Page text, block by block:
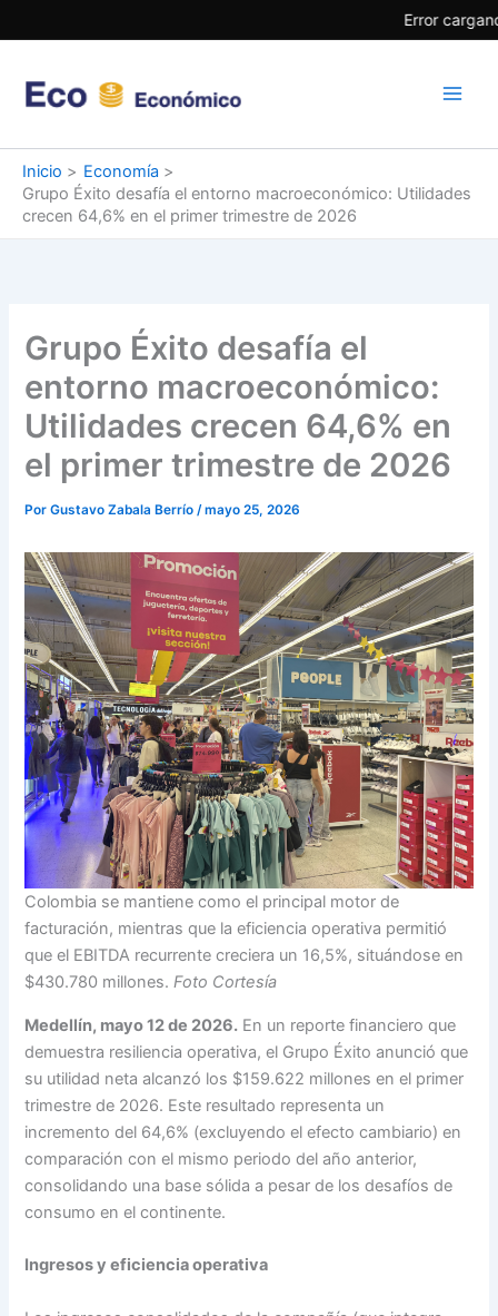
Error
al
Inicio
Economía
Grupo Éxito desafía el entorno macroeconómico: Utilidades
crecen 64,6% en el primer trimestre de 2026
Grupo Éxito desafía el
entorno macroeconómico:
Utilidades crecen 64,6% en
el primer trimestre de 2026
PorGustavo Zabala Berrío /mayo 25, 2026
Colombia se mantiene como el principal motor de
facturación, mientras que la eficiencia operativa permitió
que el EBITDA recurrente creciera un 16,5%, situándose en
$430.780 millones.Foto Cortesía
Medellín, mayo 12 de 2026. En un reporte financiero que
demuestra resiliencia operativa, el Grupo Éxito anunció que
su utilidad neta alcanzó los $159.622 millones en el primer
trimestre de 2026. Este resultado representa un
incremento del 64,6% (excluyendo el efecto cambiario) en
comparación con el mismo periodo del año anterior,
consolidando una base sólida a pesar de los desafíos de
consumo en el continente.
Ingresos y eficiencia operativa